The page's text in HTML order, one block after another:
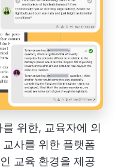
위한, 교육자에 의
사를 위한 플랫폼
교육 환경을 제공